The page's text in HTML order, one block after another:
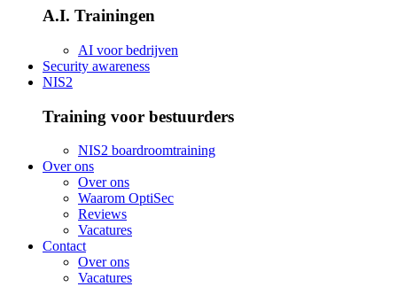
A.I. Trainingen
AI voor bedrijven
Security awareness
NIS2
Training voor bestuurders
NIS2 boardroomtraining
Over ons
Over ons
Waarom OptiSec
Reviews
Vacatures
Contact
Over ons
Vacatures